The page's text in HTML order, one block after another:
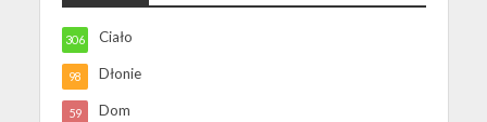
Ciało
306
Dłonie
98
Dom
59